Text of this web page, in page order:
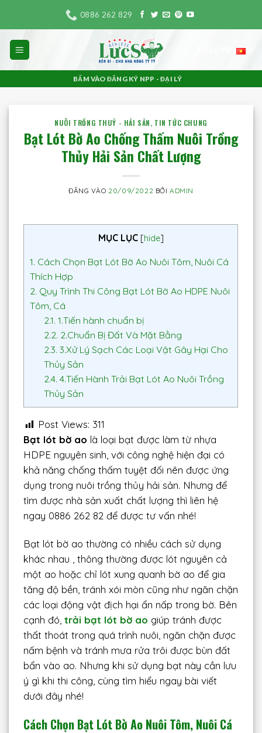
nội
dung
0886 262 829
BẤM VÀO ĐĂNG KÝ NPP - ĐẠI LÝ
NUÔI TRỒNG THUỶ - HẢI SẢN, TIN TỨC CHUNG
Bạt Lót Bờ Ao Chống Thấm Nuôi Trồng
Thủy Hải Sản Chất Lượng
ĐĂNG VÀO 20/09/2022 BỞIADMIN
MỤC LỤC [hide]
1. Cách Chọn Bạt Lót Bờ Ao Nuôi Tôm, Nuôi Cá
Thích Hợp
2. Quy Trình Thi Công Bạt Lót Bờ Ao HDPE Nuôi
Tôm, Cá
2.1. 1.Tiến hành chuẩn bị
2.2. 2.Chuẩn Bị Đất Và Mặt Bằng
2.3. 3.Xử Lý Sạch Các Loại Vật Gây Hại Cho
Thủy Sản
2.4. 4.Tiến Hành Trải Bạt Lót Ao Nuôi Trồng
Thủy Sản
Post Views: 311
Bạt lót bờ ao là loại bạt được làm từ nhựa
HDPE nguyên sinh, với công nghệ hiện đại có
khả năng chống thấm tuyệt đối nên được ứng
dụng trong nuôi trồng thủy hải sản. Nhưng để
tìm được nhà sản xuất chất lượng thì liên hệ
ngay 0886 262 82 để được tư vấn nhé!
Bạt lót bờ ao thường có nhiều cách sử dụng
khác nhau , thông thường được lót nguyên cả
một ao hoặc chỉ lót xung quanh bờ ao để gia
tăng độ bền, tránh xói mòn cũng như ngăn chặn
các loại động vật địch hại ẩn nấp trong bờ. Bên
cạnh đó,trải bạt lót bờ ao giúp tránh được
thất thoát trong quá trình nuôi, ngăn chặn được
nấm bệnh và tránh mưa rửa trôi được bùn đất
bẩn vào ao. Nhưng khi sử dụng bạt này cần lưu
ý gì khi thi công, cùng tìm hiểu ngay bài viết
dưới đây nhé!
Cách Chọn Bạt Lót Bờ Ao Nuôi Tôm, Nuôi Cá